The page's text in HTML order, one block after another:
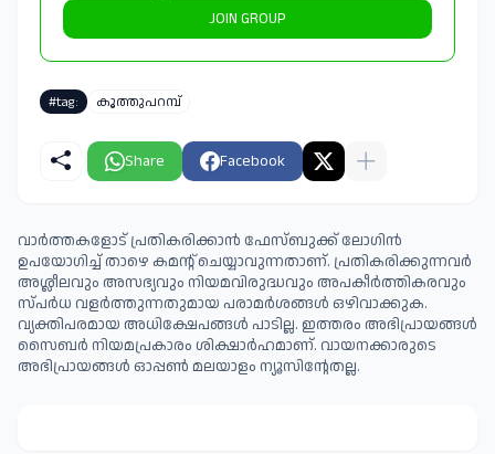
JOIN GROUP
#tag: കൂത്തുപറമ്പ്
Share Facebook
വാർത്തകളോട് പ്രതികരിക്കാൻ ഫേസ്ബുക്ക് ലോഗിൻ
ഉപയോഗിച്ച് താഴെ കമന്റ് ചെയ്യാവുന്നതാണ്. പ്രതികരിക്കുന്നവര്‍
അശ്ലീലവും അസഭ്യവും നിയമവിരുദ്ധവും അപകീര്‍ത്തികരവും
സ്പര്‍ധ വളര്‍ത്തുന്നതുമായ പരാമര്‍ശങ്ങള്‍ ഒഴിവാക്കുക.
വ്യക്തിപരമായ അധിക്ഷേപങ്ങള്‍ പാടില്ല. ഇത്തരം അഭിപ്രായങ്ങള്‍
സൈബര്‍ നിയമപ്രകാരം ശിക്ഷാര്‍ഹമാണ്. വായനക്കാരുടെ
അഭിപ്രായങ്ങള്‍ ഓപ്പൺ മലയാളം ന്യൂസിന്റേതല്ല.